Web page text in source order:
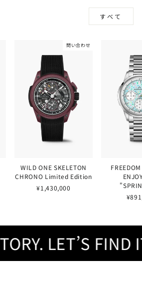
すべて
問い合わせ
WILD ONE SKELETON
CHRONO Limited Edition
¥1,430,000
LET’S FIND IT.